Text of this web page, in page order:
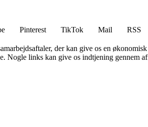
Pinterest TikTok Mail
RSS
der kan give os en
Nogle links kan give os indtjening